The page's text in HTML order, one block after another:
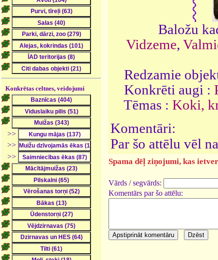
Konkrētas celtnes, veidojumi
>>
>>
>>
Baložu
Vidzeme,
Redzamie
Konkrēti augi :
Tēmas : Koki,
Komentāri:
Par šo attēlu vēl
Spama dēļ ziņojumi, kas
Vārds / segvārds:
Komentārs par šo attēlu: